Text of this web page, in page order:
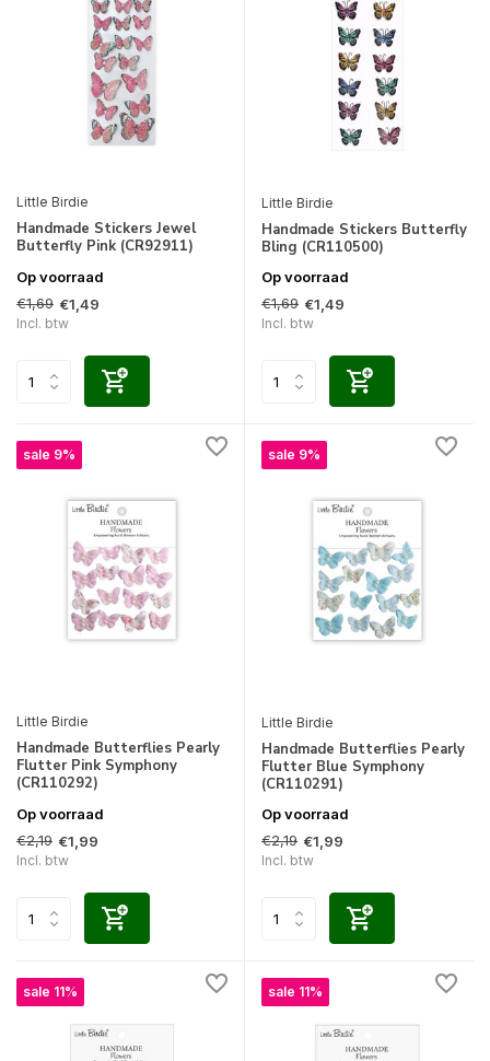
Little Birdie
Handmade Stickers Jewel
Butterfly Pink (CR92911)
Op voorraad
€1,69 €1,49
Incl. btw
Little Birdie
Handmade Stickers Butterfly
Bling (CR110500)
Op voorraad
€1,69 €1,49
Incl. btw
sale 9%
Little Birdie
Handmade Butterflies Pearly
Flutter Pink Symphony
(CR110292)
Op voorraad
€2,19 €1,99
Incl. btw
sale 9%
Little Birdie
Handmade Butterflies Pearly
Flutter Blue Symphony
(CR110291)
Op voorraad
€2,19 €1,99
Incl. btw
sale 11% sale 11%